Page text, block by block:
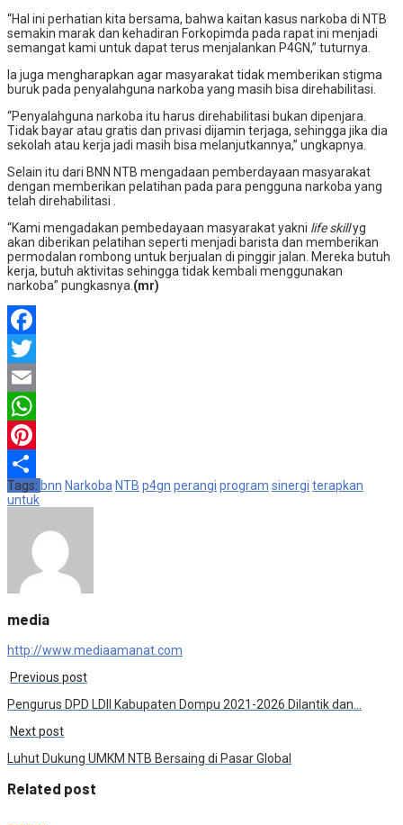
“Hal ini perhatian kita bersama, bahwa kaitan kasus narkoba di NTB
semakin marak dan kehadiran Forkopimda pada rapat ini menjadi
semangat kami untuk dapat terus menjalankan P4GN,” tuturnya.
Ia juga mengharapkan agar masyarakat tidak memberikan stigma
buruk pada penyalahguna narkoba yang masih bisa direhabilitasi.
“Penyalahguna narkoba itu harus direhabilitasi bukan dipenjara.
Tidak bayar atau gratis dan privasi dijamin terjaga, sehingga jika dia
sekolah atau kerja jadi masih bisa melanjutkannya,” ungkapnya.
Selain itu dari BNN NTB mengadaan pemberdayaan masyarakat
dengan memberikan pelatihan pada para pengguna narkoba yang
telah direhabilitasi .
“Kami mengadakan pembedayaan masyarakat yakni life skillyg
akan diberikan pelatihan seperti menjadi barista dan memberikan
permodalan rombong untuk berjualan di pinggir jalan. Mereka butuh
kerja, butuh aktivitas sehingga tidak kembali menggunakan
narkoba” pungkasnya. (mr)
Facebook
Twitter
Email
WhatsApp
Pinterest
Share
Tags: bnn Narkoba NTB p4gn perangi program sinergi terapkan
untuk
media
http://www.mediaamanat.com
Previous post
Pengurus DPD LDII Kabupaten Dompu 2021-2026 Dilantik dan…
Next post
Luhut Dukung UMKM NTB Bersaing di Pasar Global
Related post